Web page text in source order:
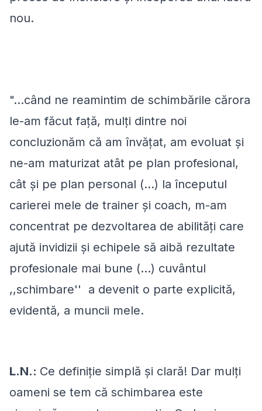
nou.
"...când ne reamintim de schimbările cărora
le-am făcut față, mulți dintre noi
concluzionăm că am învățat, am evoluat și
ne-am maturizat atât pe plan profesional,
cât și pe plan personal (...) la începutul
carierei mele de trainer și coach, m-am
concentrat pe dezvoltarea de abilități care
ajută invidizii și echipele să aibă rezultate
profesionale mai bune (...) cuvântul
,,schimbare'' a devenit o parte explicită,
evidentă, a muncii mele.
L.N.: Ce definiție simplă și clară! Dar mulți
oameni se tem că schimbarea este